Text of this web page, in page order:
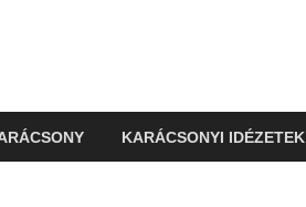
KARÁCSONYI IDÉZETEK